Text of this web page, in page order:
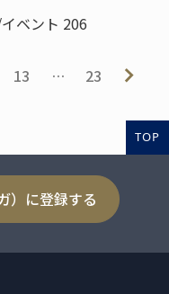
ベント 206
13 … 23
TOP
）に登録する